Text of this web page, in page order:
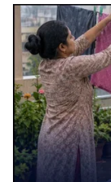
ಗಮನಾರ್ಹ
ಸಮಯದಲ್ಲಿ,
ಗಳಿಸುವ